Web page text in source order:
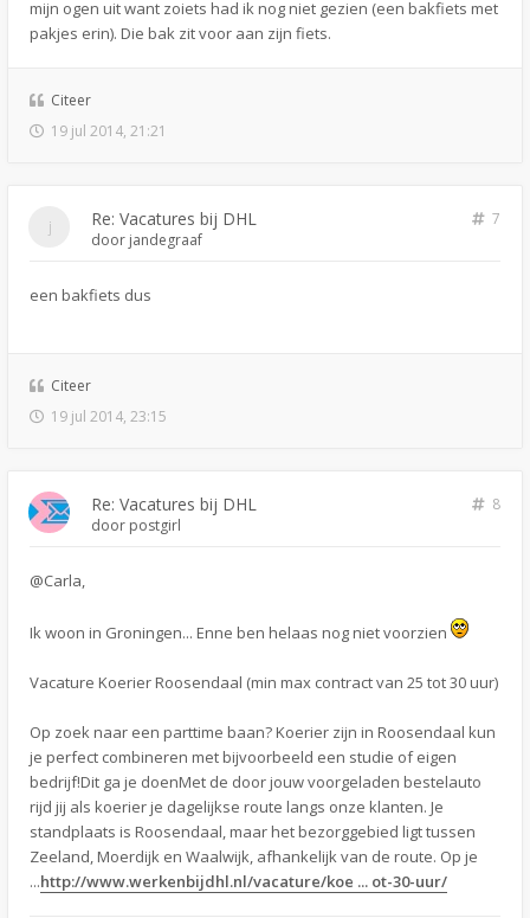
mijn ogen uit want zoiets had ik nog niet gezien (een bakfiets met
pakjes erin). Die bak zit voor aan zijn fiets.
Citeer
19 jul 2014, 21:21
Re: Vacatures bij DHL
7
door jandegraaf
een bakfiets dus
Citeer
19 jul 2014, 23:15
Re: Vacatures bij DHL
8
door postgirl
@Carla,
Ik woon in Groningen... Enne ben helaas nog niet voorzien
Vacature Koerier Roosendaal (min max contract van 25 tot 30 uur)
Op zoek naar een parttime baan? Koerier zijn in Roosendaal kun
je perfect combineren met bijvoorbeeld een studie of eigen
bedrijf!Dit ga je doenMet de door jouw voorgeladen bestelauto
rijd jij als koerier je dagelijkse route langs onze klanten. Je
standplaats is Roosendaal, maar het bezorggebied ligt tussen
Zeeland, Moerdijk en Waalwijk, afhankelijk van de route. Op je
...http://www.werkenbijdhl.nl/vacature/koe ... ot-30-uur/